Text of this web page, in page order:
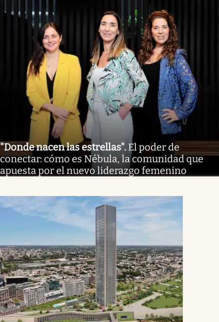
"Donde nacen las estrellas". El poder de
conectar: cómo es Nébula, la comunidad que
apuesta por el nuevo liderazgo femenino